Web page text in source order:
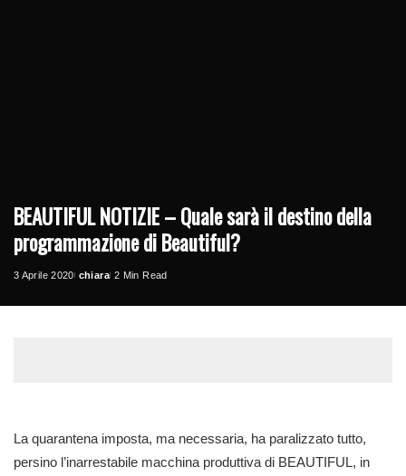
BEAUTIFUL NOTIZIE – Quale sarà il destino della
programmazione di Beautiful?
3 Aprile 2020
Posted
chiara 2 Min Read
La quarantena imposta, ma necessaria, ha paralizzato tutto,
persino l’inarrestabile macchina produttiva di BEAUTIFUL, in